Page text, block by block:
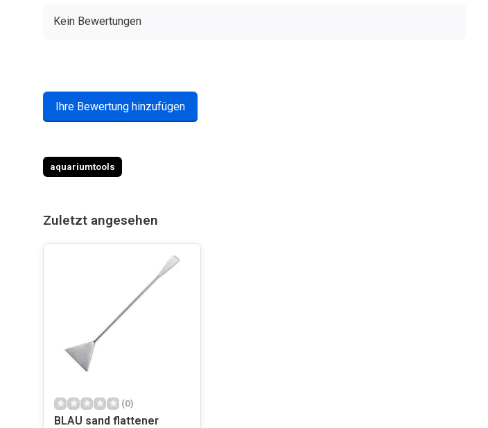
Kein Bewertungen
Ihre Bewertung hinzufügen
aquariumtools
Zuletzt angesehen
(0)
BLAU sand flattener